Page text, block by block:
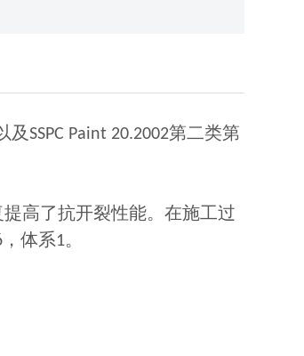
及SSPC Paint 20.2002第二类第
高了抗开裂性能。在施工过
，体系1。